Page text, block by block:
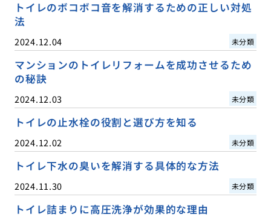
トイレのボコボコ音を解消するための正しい対処
法
2024.12.04 未分類
マンションのトイレリフォームを成功させるため
の秘訣
2024.12.03 未分類
トイレの止水栓の役割と選び方を知る
2024.12.02 未分類
トイレ下水の臭いを解消する具体的な方法
2024.11.30 未分類
トイレ詰まりに高圧洗浄が効果的な理由